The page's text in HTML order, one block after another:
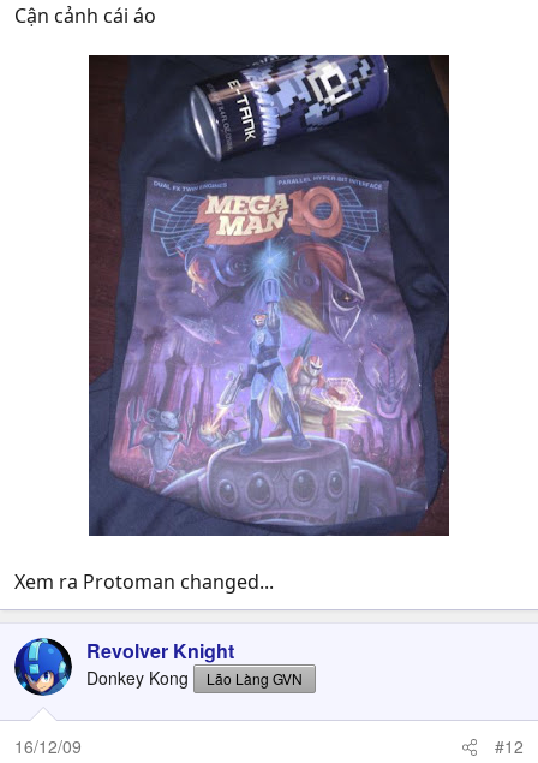
Cận cảnh cái áo
Xem ra Protoman changed...
Revolver Knight
Donkey Kong Lão Làng GVN
16/12/09 #12